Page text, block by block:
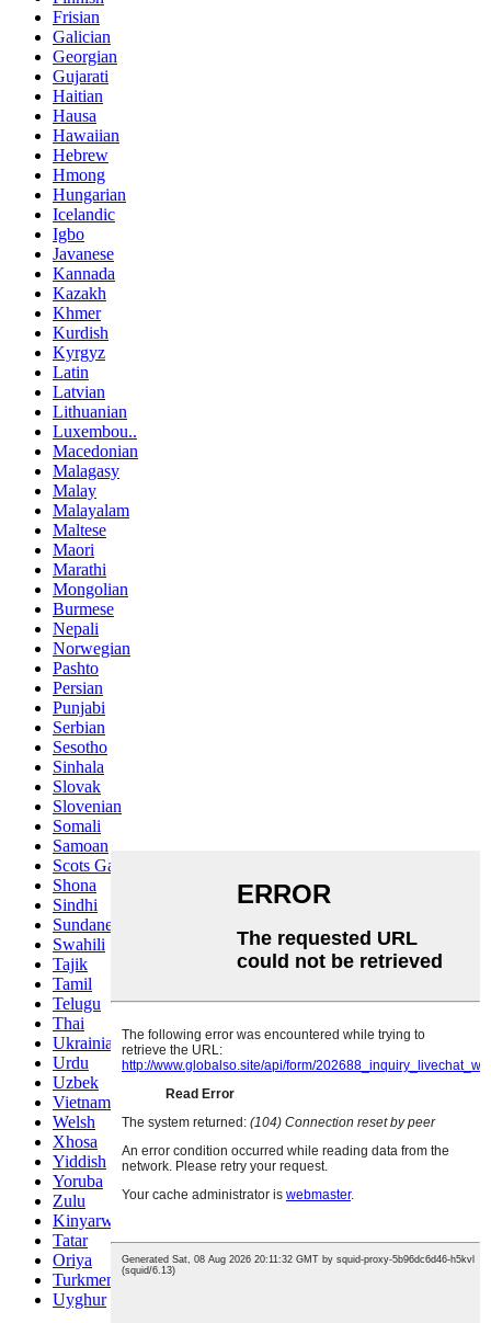
Frisian
Galician
Georgian
Gujarati
Haitian
Hausa
Hawaiian
Hebrew
Hmong
Hungarian
Icelandic
Igbo
Javanese
Kannada
Kazakh
Khmer
Kurdish
Kyrgyz
Latin
Latvian
Lithuanian
Luxembou..
Macedonian
Malagasy
Malay
Malayalam
Maltese
Maori
Marathi
Mongolian
Burmese
Nepali
Norwegian
Pashto
Persian
Punjabi
Serbian
Sesotho
Sinhala
Slovak
Slovenian
Somali
Samoan
Scots Gaelic
Shona
Sindhi
Sundanese
Swahili
Tajik
Tamil
Telugu
Thai
Ukrainian
Urdu
Uzbek
Vietnamese
Welsh
Xhosa
Yiddish
Yoruba
Zulu
Kinyarwanda
Tatar
Oriya
Turkmen
Uyghur